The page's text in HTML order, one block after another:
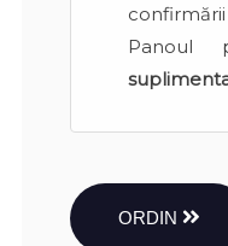
Panoul
ORDIN